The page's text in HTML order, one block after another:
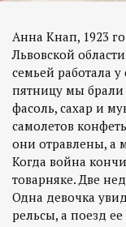
Анна Кнап, 1923
Львовской
семьей работала
пятницу мы брали
фасоль, сахар и
самолетов
они отравлены, а
Когда война
товарняке. Две
Одна девочка
рельсы, а поезд ее